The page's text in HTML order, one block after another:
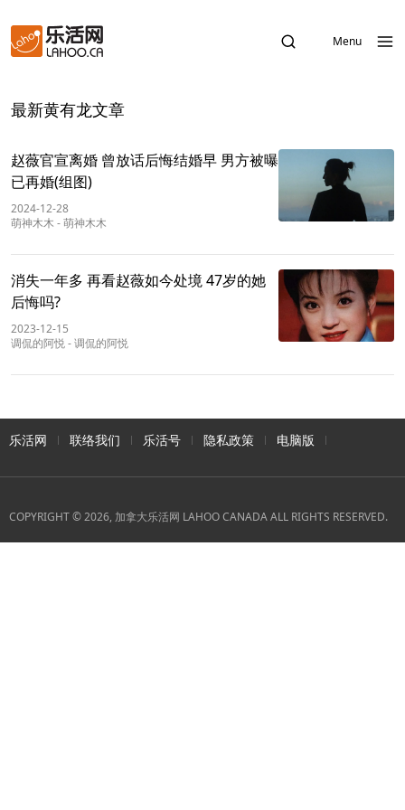
Menu
最新黄有龙文章
赵薇官宣离婚 曾放话后悔结婚早 男方被曝
已再婚(组图)
2024-12-28
萌神木木 -萌神木木
消失一年多 再看赵薇如今处境 47岁的她
后悔吗?
2023-12-15
调侃的阿悦-调侃的阿悦
乐活网 联络我们 乐活号 隐私政策 电脑版
COPYRIGHT © 2026, 加拿大乐活网 LAHOO CANADA ALL RIGHTS RESERVED.